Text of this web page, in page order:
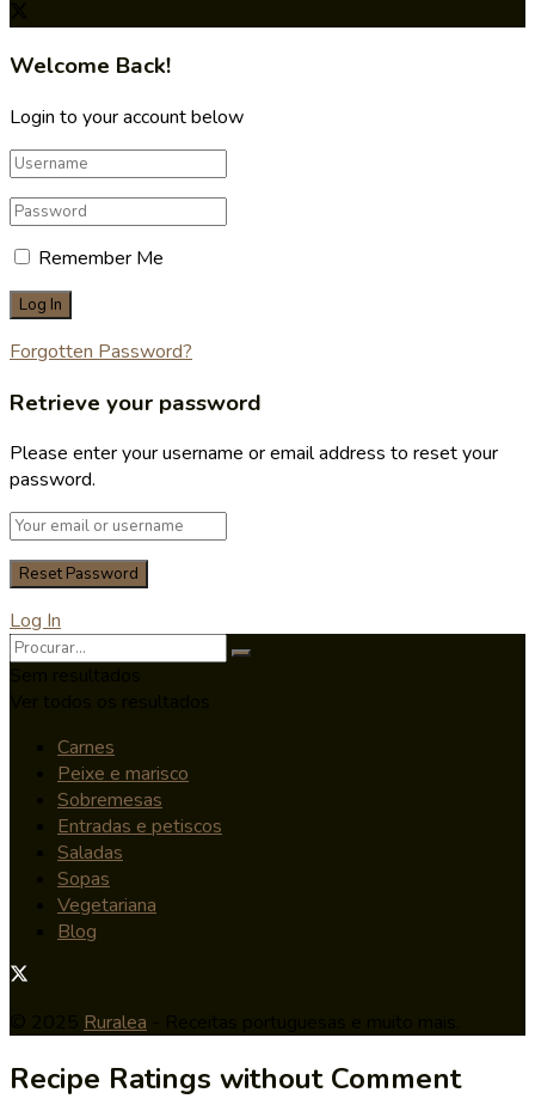
Welcome Back!
Login to your account below
Remember Me
Forgotten Password?
Retrieve your password
Please enter your username or email address to reset your
password.
Log In
Carnes
Peixe e marisco
Sobremesas
Entradas e petiscos
Saladas
Sopas
Vegetariana
Blog
Ruralea
Recipe Ratings without Comment